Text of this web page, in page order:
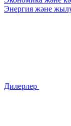
Энергия және
Дилерлер